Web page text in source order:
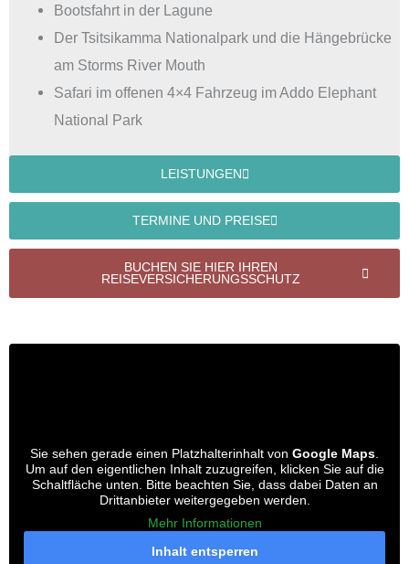
Bootsfahrt in der Lagune
Der Tsitsikamma Nationalpark und die Hängebrücke
am Storms River Mouth
Safari im offenen 4×4 Fahrzeug im Addo Elephant
National Park
LEISTUNGEN
TERMINE UND PREISE
BUCHEN SIE HIER IHREN
REISEVERSICHERUNGSSCHUTZ
Sie sehen gerade einen Platzhalterinhalt von Google Maps
Um auf den eigentlichen Inhalt zuzugreifen, klicken Sie auf die
Schaltfläche unten. Bitte beachten Sie, dass dabei Daten an
Drittanbieter weitergegeben werden.
Mehr Informationen
Inhalt entsperren